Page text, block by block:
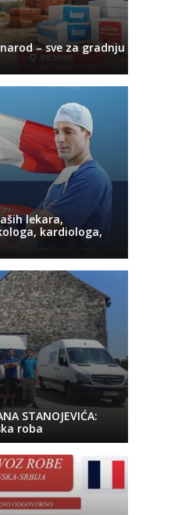
– sve za gradnju
lekara,
kardiologa,
STANOJEVIĆA:
roba